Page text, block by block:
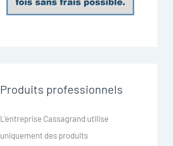
Produits professionnels
L'entreprise Cassagrand utilise
uniquement des produits